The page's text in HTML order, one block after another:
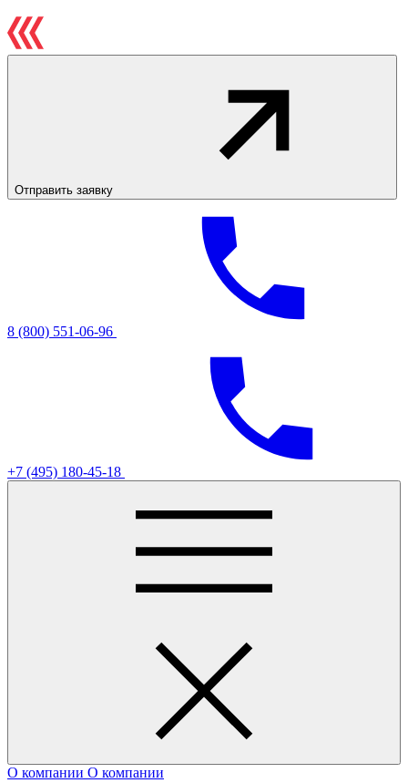
Отправить заявку
8 (800) 551-06-96
+7 (495) 180-45-18
О компании О компании